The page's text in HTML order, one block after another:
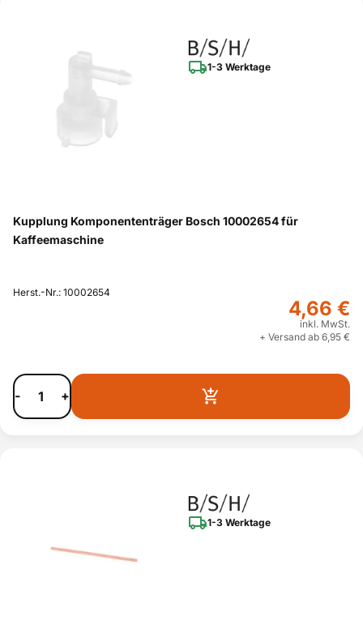
1-3 Werktage
Kupplung Komponententräger Bosch 10002654 für
Kaffeemaschine
Herst.-Nr.: 10002654
4,66 €
inkl. MwSt.
+ Versand ab 6,95 €
- +
1-3 Werktage